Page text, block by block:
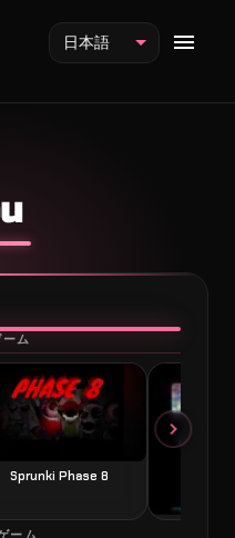
Mod
Mod
日本語
ム
Sprunki Phase 8
ーム